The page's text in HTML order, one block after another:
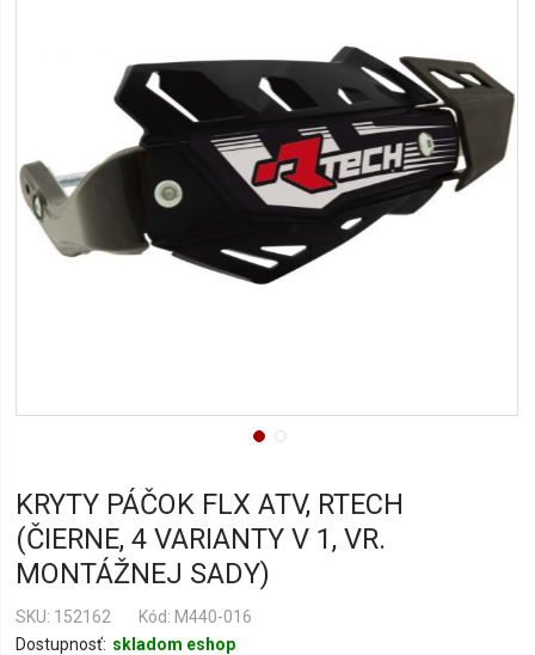
KRYTY PÁČOK FLX ATV, RTECH
(ČIERNE, 4 VARIANTY V 1, VR.
MONTÁŽNEJ SADY)
Dostupnosť: skladom eshop
SKU 152162 Kód: M440-016